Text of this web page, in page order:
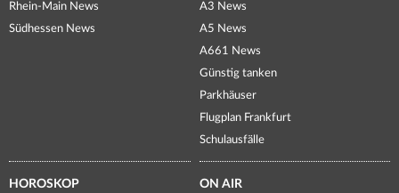
Rhein-Main News
Südhessen News
A3 News
A5 News
A661 News
Günstig tanken
Parkhäuser
Flugplan Frankfurt
Schulausfälle
HOROSKOP ON AIR